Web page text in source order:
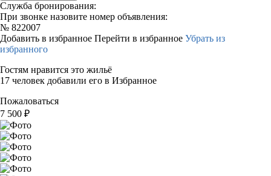
Служба бронирования:
При звонке назовите номер объявления:
№ 822007
Добавить в избранное Перейти в избранное Убрать из
избранного
Гостям нравится это жильё
17 человек добавили его в Избранное
Пожаловаться
7 500 ₽